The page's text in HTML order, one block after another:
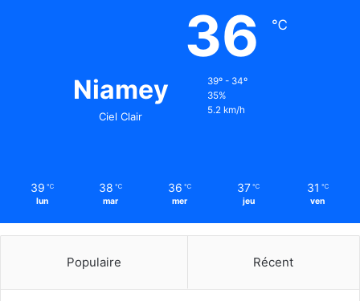
Niamey
Ciel Clair
36 ℃
39º - 34º
35%
5.2 km/h
39 ℃
lun
38 ℃
mar
36 ℃
mer
37 ℃
jeu
31 ℃
ven
Populaire Récent